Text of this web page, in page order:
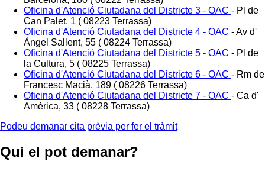
Oficina d'Atenció Ciutadana del Districte 3 - OAC - Pl de
Can Palet, 1 ( 08223 Terrassa)
Oficina d'Atenció Ciutadana del Districte 4 - OAC -Av d'
Àngel Sallent, 55 ( 08224 Terrassa)
Oficina d'Atenció Ciutadana del Districte 5 - OAC - Pl de
la Cultura, 5 ( 08225 Terrassa)
Oficina d'Atenció Ciutadana del Districte 6 - OAC - Rm de
Francesc Macià, 189 ( 08226 Terrassa)
Oficina d'Atenció Ciutadana del Districte 7 - OAC - Ca d'
Amèrica, 33 ( 08228 Terrassa)
Podeu demanar cita prèvia per fer el tràmit
Qui el pot demanar?